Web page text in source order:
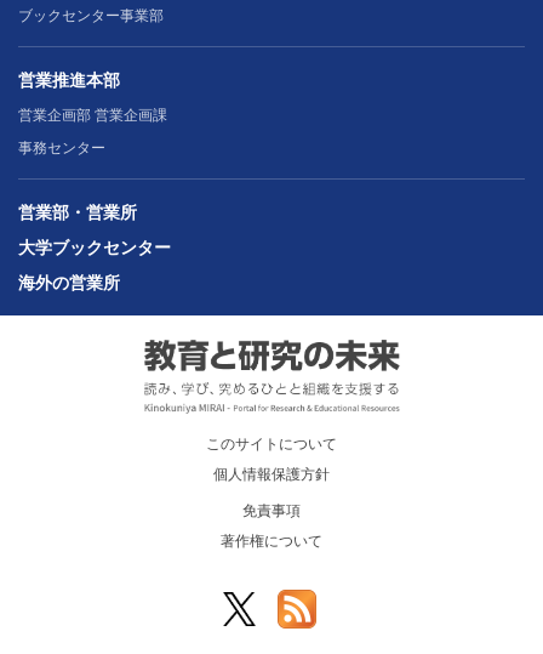
ブックセンター事業部
営業推進本部
営業企画部 営業企画課
事務センター
営業部・営業所
大学ブックセンター
海外の営業所
このサイトについて
個人情報保護方針
免責事項
著作権について